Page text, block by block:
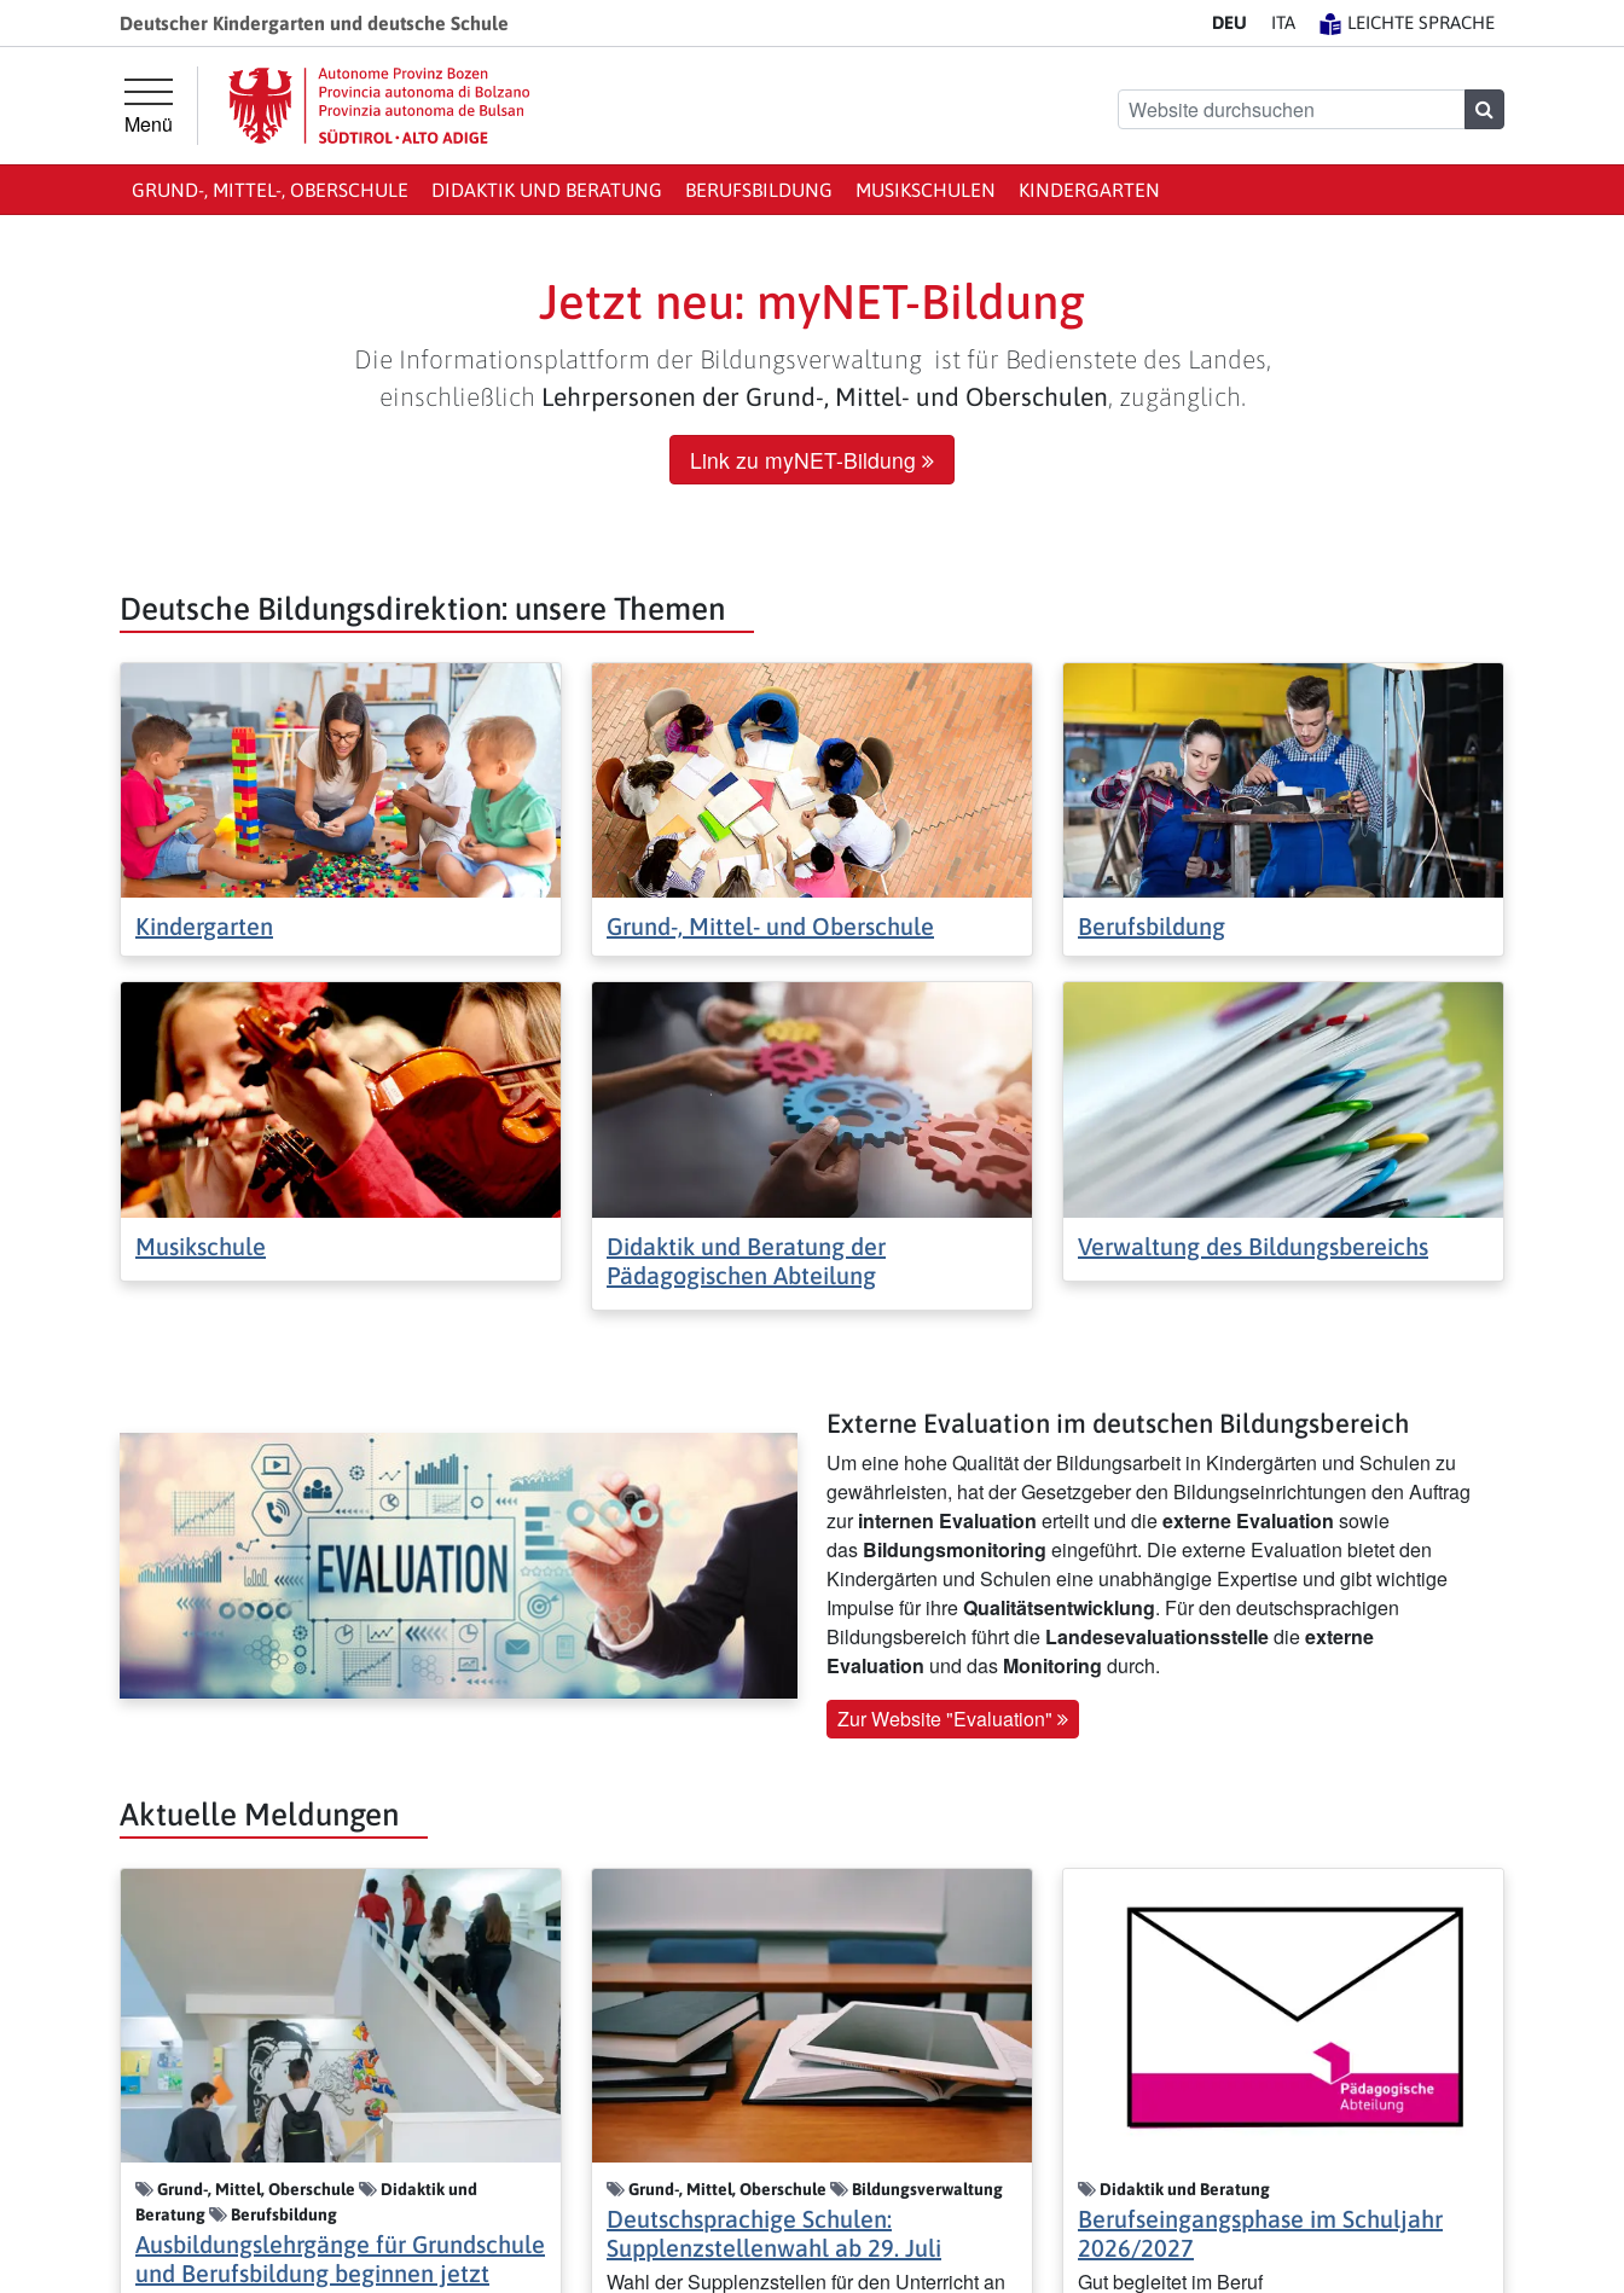
Springe direkt zur Hauptnavigation
Springe direkt zum InhaltDeutscher Kindergarten und deutsche Schule DEU ITA LEICHTE SPRACHE
Menü
Website durchsuchen
GRUND-, MITTEL-, OBERSCHULE DIDAKTIK UND BERATUNG BERUFSBILDUNG MUSIKSCHULEN KINDERGARTEN
Jetzt neu: myNET-Bildung
Die Informationsplattform der Bildungsverwaltung ist für Bedienstete des Landes,
einschließlich Lehrpersonen der Grund-, Mittel- und Oberschulen, zugänglich.
Link zu myNET-Bildung
Deutsche Bildungsdirektion: unsere Themen
Kindergarten Grund-, Mittel- und Oberschule Berufsbildung
Musikschule
Didaktik und Beratung der
Pädagogischen Abteilung
Verwaltung des Bildungsbereichs
Externe Evaluation im deutschen Bildungsbereich
Um eine hohe Qualität der Bildungsarbeit in Kindergärten und Schulen zu
gewährleisten, hat der Gesetzgeber den Bildungseinrichtungen den Auftrag
zurinternen Evaluation erteilt und dieexterne Evaluation sowie
das Bildungsmonitoring eingeführt. Die externe Evaluation bietet den
Kindergärten und Schulen eine unabhängige Expertise und gibt wichtige
Impulse für ihreQualitätsentwicklung. Für den deutschsprachigen
Bildungsbereich führt die Landesevaluationsstelledieexterne
Evaluation und das Monitoring durch.
Zur Website "Evaluation"
Aktuelle Meldungen
Grund-, Mittel, Oberschule
Didaktik und
Beratung
Berufsbildung
Ausbildungslehrgänge für Grundschule
und Berufsbildung beginnen jetzt
Grund-, Mittel, Oberschule Bildungsverwaltung
Deutschsprachige Schulen:
Supplenzstellenwahl ab 29. Juli
Wahl der Supplenzstellen für den Unterricht an
Didaktik und Beratung
Berufseingangsphase im Schuljahr
2026/2027
Gut begleitet im Beruf